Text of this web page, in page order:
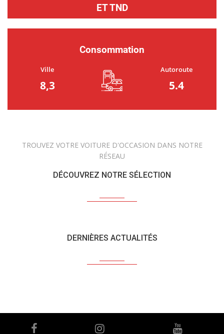
ET TND
Consommation
Ville
8,3
Autoroute
5.4
TROUVEZ VOTRE VOITURE D'OCCASION DANS NOTRE
RÉSEAU
DÉCOUVREZ NOTRE SÉLECTION
DERNIÈRES ACTUALITÉS